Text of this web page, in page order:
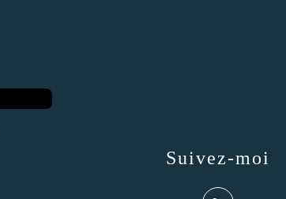
Suivez-moi